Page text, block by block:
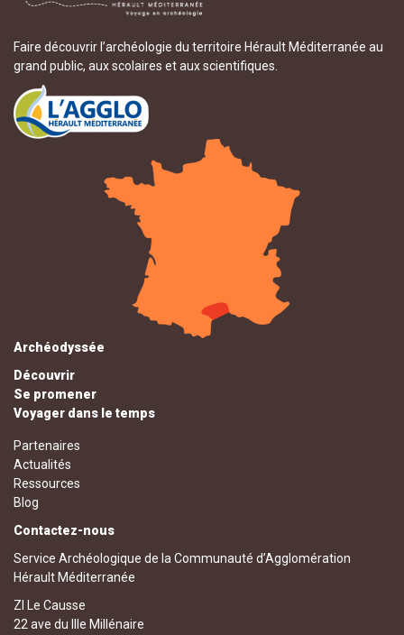
Faire découvrir l’archéologie du territoire Hérault Méditerranée au
grand public, aux scolaires et aux scientifiques.
Archéodyssée
Découvrir
Se promener
Voyager dans le temps
Partenaires
Actualités
Ressources
Blog
Contactez-nous
Service Archéologique de la Communauté d’Agglomération
Hérault Méditerranée
ZI Le Causse
22 ave du IIIe Millénaire